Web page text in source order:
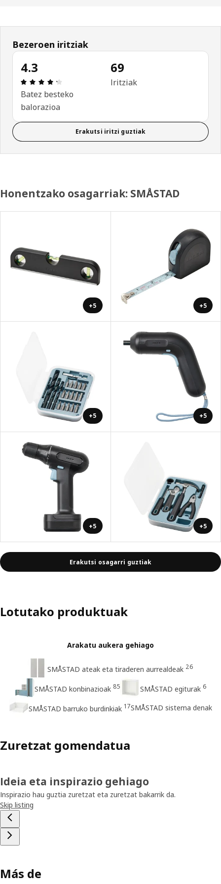
Bezeroen iritziak
4.3
Aipamena: 4.3 / 5 izar. Berrikuspen osoak: 69
Batez besteko
balorazioa
69
Iritziak
Erakutsi iritzi guztiak
Honentzako osagarriak: SMÅSTAD
+5 +5
+5 +5
+5 +5
Erakutsi osagarri guztiak
Lotutako produktuak
Arakatu aukera gehiago
SMÅSTAD ateak eta tiraderen aurrealdeak 26
SMÅSTAD konbinazioak 85 SMÅSTAD egiturak 6
SMÅSTAD barruko burdinkiak 17SMÅSTAD sistema denak
Zuretzat gomendatua
Ideia eta inspirazio gehiago
Inspirazio hau guztia zuretzat eta zuretzat bakarrik da.
Skip listing
Más de